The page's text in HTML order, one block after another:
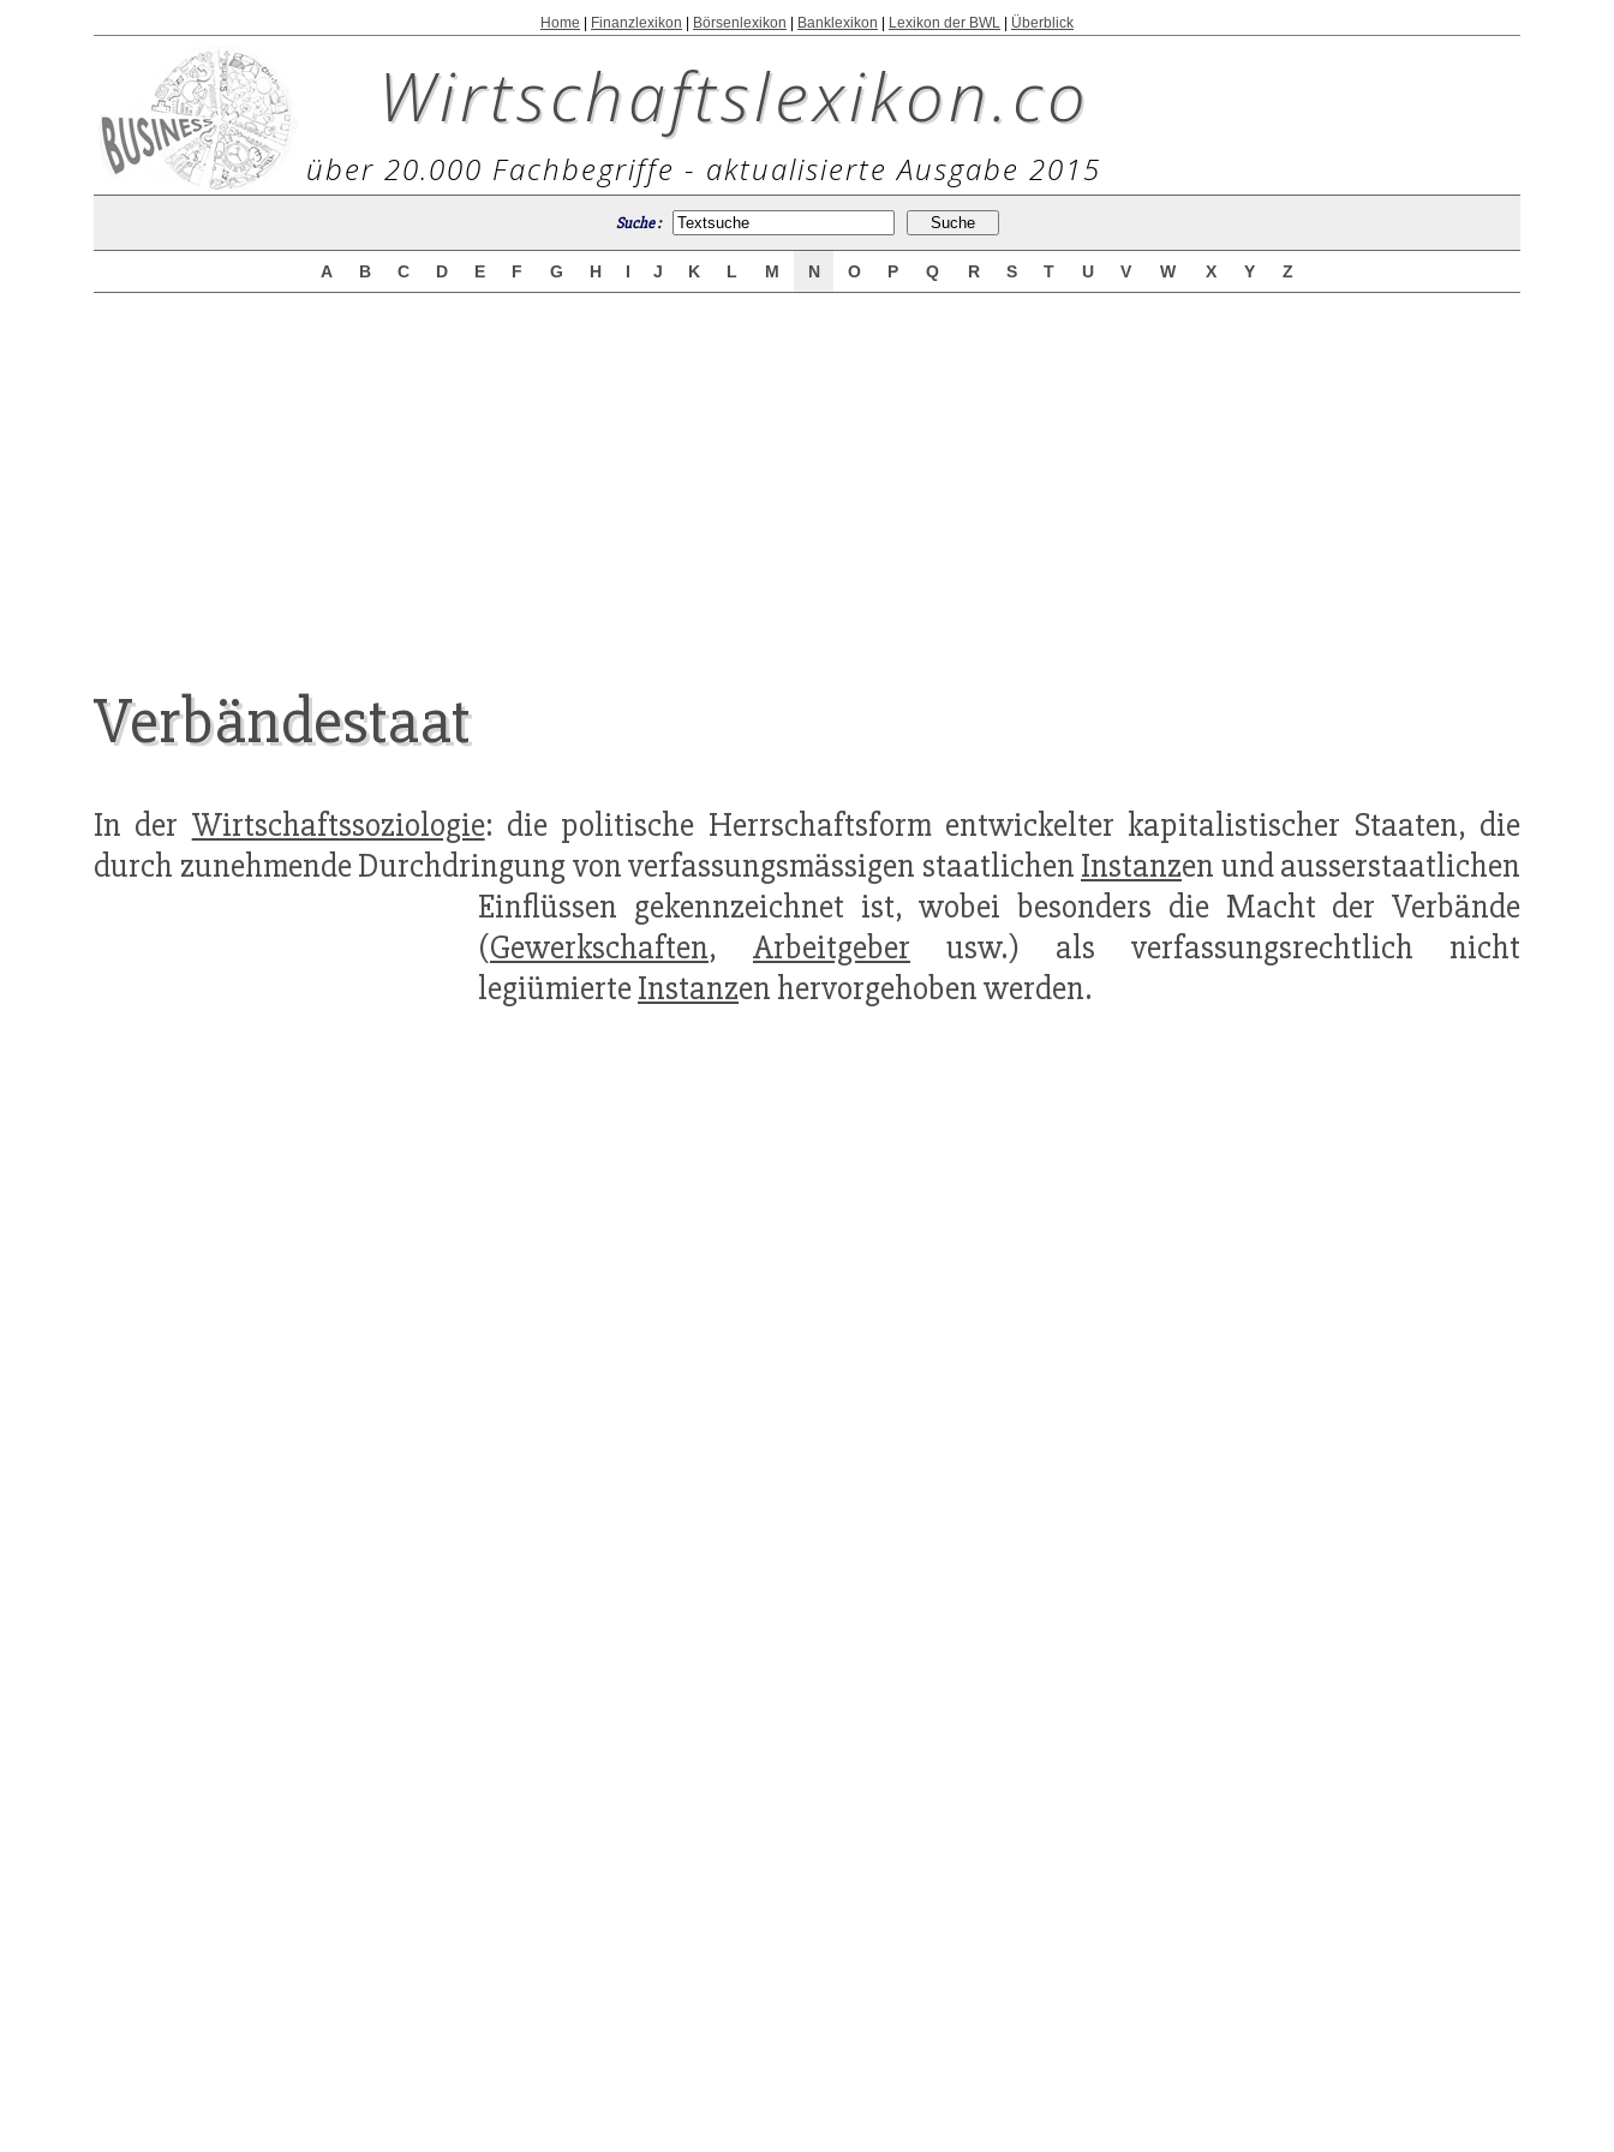
Home Finanzlexikon Börsenlexikon Banklexikon Lexikon der BWL Überblick
Wirtschaftslexikon.co
über 20.000 Fachbegriffe - aktualisierte Ausgabe 2015
Suche :
A B C D E F G H I J K L M N O P Q R S T U V W X Y Z
Verbändestaat
In der Wirtschaftssoziologie: die politische Herrschaftsform entwickelter kapitalistischer Staaten, die
durch zunehmende Durchdringung von verfassungsmässigen staatlichen Instanzen und ausserstaatlichen
Einflüssen gekennzeichnet ist, wobei besonders die Macht der Verbände
(Gewerkschaften, Arbeitgeber usw.) als verfassungsrechtlich nicht
legiümierteInstanzen hervorgehoben werden.